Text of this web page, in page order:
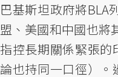
巴基斯坦政府將BLA
盟、美國和中國也將
指控長期關係緊張的
論也持同一口徑）。